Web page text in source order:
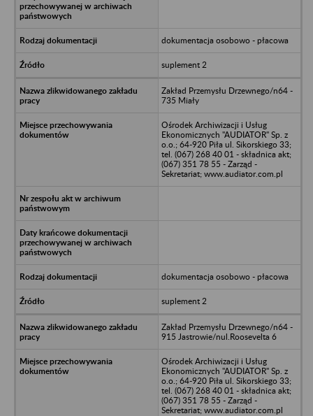
dokumentacja osobowo - płacowa
suplement 2
Zakład Przemysłu Drzewnego/n64 -
735 Miały
Ośrodek Archiwizacji i Usług
Ekonomicznych "AUDIATOR" Sp. z
o.o.; 64-920 Piła ul. Sikorskiego 33;
tel. (067) 268 40 01 - składnica akt;
(067) 351 78 55 - Zarząd -
Sekretariat; www.audiator.com.pl
dokumentacja osobowo - płacowa
suplement 2
Zakład Przemysłu Drzewnego/n64 -
915 Jastrowie/nul.Roosevelta 6
Ośrodek Archiwizacji i Usług
Ekonomicznych "AUDIATOR" Sp. z
o.o.; 64-920 Piła ul. Sikorskiego 33;
tel. (067) 268 40 01 - składnica akt;
(067) 351 78 55 - Zarząd -
Sekretariat; www.audiator.com.pl